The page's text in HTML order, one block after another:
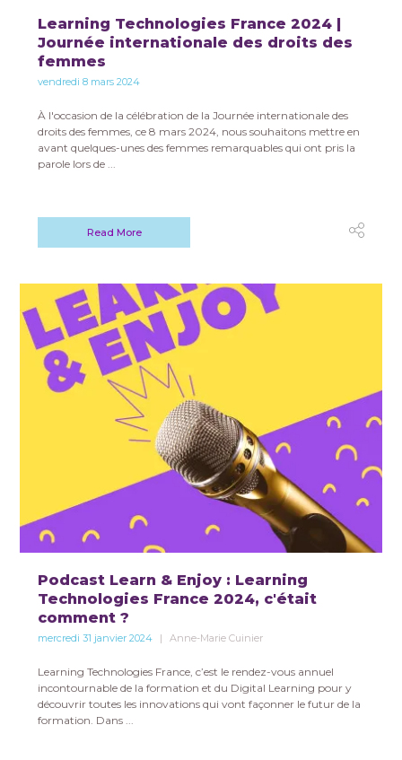
Learning Technologies France 2024 |
Journée internationale des droits des
femmes
vendredi 8 mars 2024
À l'occasion de la célébration de la Journée internationale des
droits des femmes, ce 8 mars 2024, nous souhaitons mettre en
avant quelques-unes des femmes remarquables qui ont pris la
parole lors de ...
Read More
Podcast Learn & Enjoy : Learning
Technologies France 2024, c'était
comment ?
mercredi 31 janvier 2024 Anne-Marie Cuinier
Learning Technologies France, c’est le rendez-vous annuel
incontournable de la formation et du Digital Learning pour y
découvrir toutes les innovations qui vont façonner le futur de la
formation. Dans ...